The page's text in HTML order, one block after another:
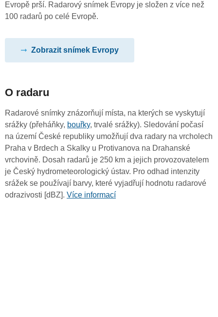
Evropě prší. Radarový snímek Evropy je složen z více než
100 radarů po celé Evropě.
Zobrazit snímek Evropy
O radaru
Radarové snímky znázorňují místa, na kterých se vyskytují
srážky (přeháňky, bouřky, trvalé srážky). Sledování počasí
na území České republiky umožňují dva radary na vrcholech
Praha v Brdech a Skalky u Protivanova na Drahanské
vrchovině. Dosah radarů je 250 km a jejich provozovatelem
je Český hydrometeorologický ústav. Pro odhad intenzity
srážek se používají barvy, které vyjadřují hodnotu radarové
odrazivosti [dBZ]. Více informací